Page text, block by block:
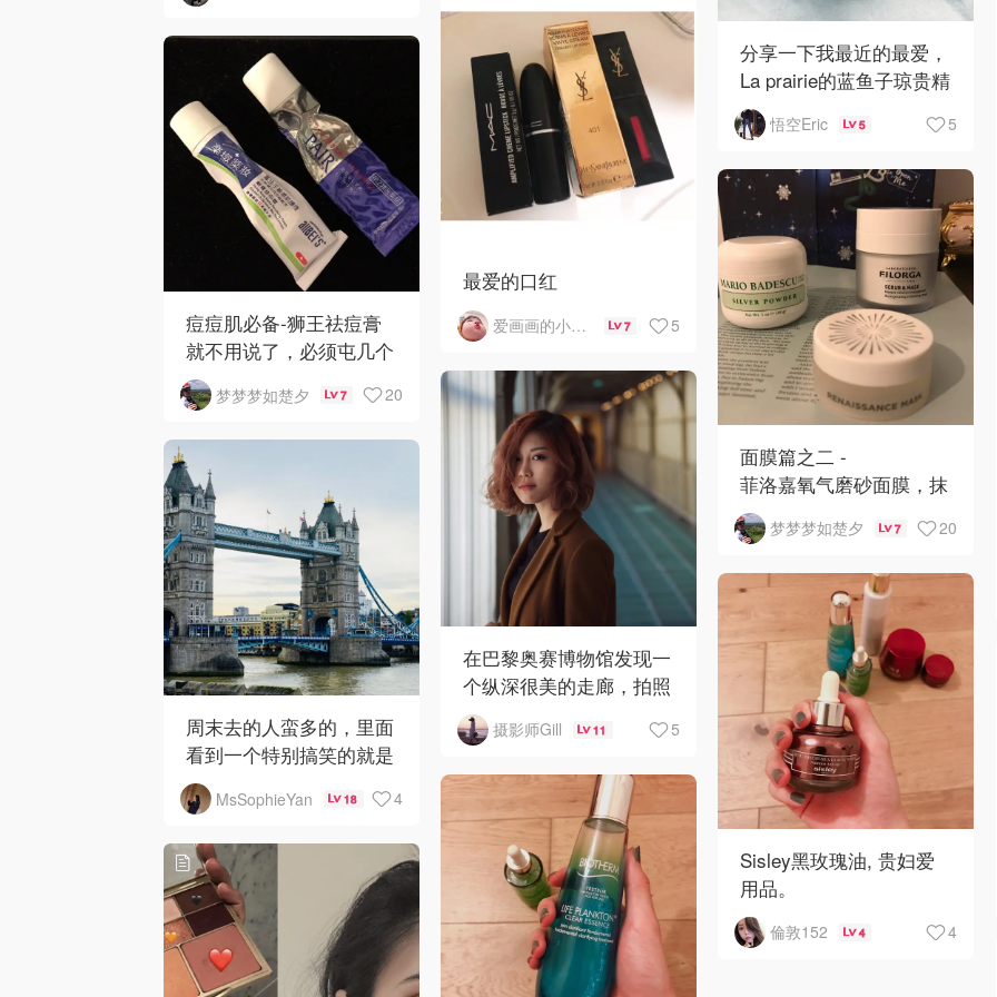
鞋 Carel 38（偏小）
分享一下我最近的最爱，
La prairie的蓝鱼子琼贵精
华面霜，新升级后的版
本，效果比以往更加惊
艳，吸收度也提高了好几
个
悟空Eric 5 5
最爱的口红
爱画画的小兔肖恩 7 5
痘痘肌必备-狮王祛痘膏
就不用说了，必须屯几个
要不然不安心。 乐敦药
妆这个是祛痘印的，坚持
用就会有效果~ 就是味道
很冲，介
梦梦梦如楚夕 7 20
面膜篇之二 -
菲洛嘉氧气磨砂面膜，抹
到脸上之后会一直冒泡
泡，很有趣，清洁力度也
够强。取用方式也很特
别，是整体向下按
梦梦梦如楚夕 7 20
在巴黎奥赛博物馆发现一
个纵深很美的走廊，拍照
光线也好，驼色大衣和灰
度比较高的青绿色地砖太
搭了！
摄影师Gill 11 5
周末去的人蛮多的，里面
看到一个特别搞笑的就是
养凶猛动物看他们搏斗的
部分，真的是适者生存
了，还有喜欢拿人名去命
名动物，代表
MsSophieYan 18 4
Sisley黑玫瑰油, 贵妇爱
用品。
以油类保养品来说, 这款
倫敦152 4 4